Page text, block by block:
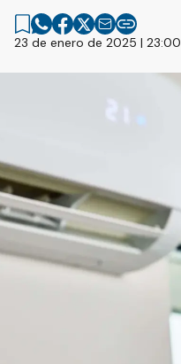
23 de enero de 2025 | 23:00